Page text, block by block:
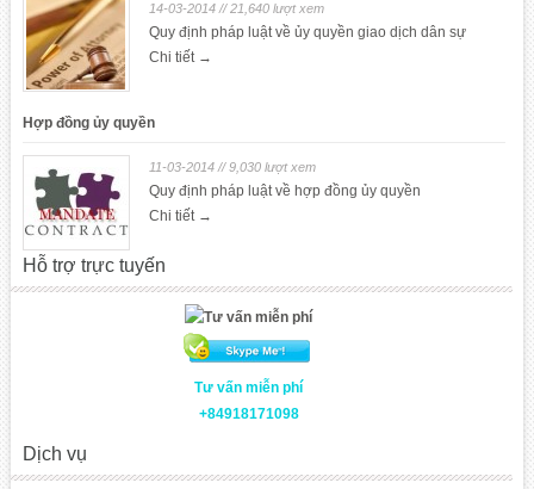
14-03-2014 // 21,640 lượt xem
Quy định pháp luật về ủy quyền giao dịch dân sự
Chi tiết →
Hợp đồng ủy quyền
11-03-2014 // 9,030 lượt xem
Quy định pháp luật về hợp đồng ủy quyền
Chi tiết →
Hỗ trợ trực tuyến
Tư vấn miễn phí
+84918171098
Dịch vụ